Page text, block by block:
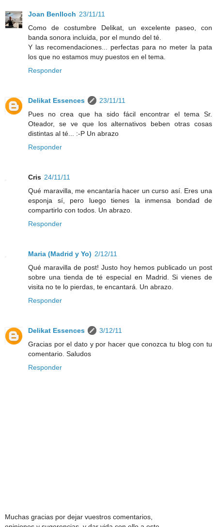
Joan Benlloch 23/11/11
Como de costumbre Delikat, un excelente paseo, con
banda sonora incluida, por el mundo del té.
Y las recomendaciones... perfectas para no meter la pata
los que no estamos muy puestos en el tema.
Responder
Delikat Essences
23/11/11
Pues no crea que ha sido fácil encontrar el tema Sr.
Oteador, se ve que los alternativos beben otras cosas
distintas al té... :-P Un abrazo
Responder
Cris 24/11/11
Qué maravilla, me encantaría hacer un curso así. Eres una
esponja sí, pero luego tienes la inmensa bondad de
compartirlo con todos. Un abrazo.
Responder
Maria (Madrid y Yo) 2/12/11
Qué maravilla de post! Justo hoy hemos publicado un post
sobre una tienda de té especial en Madrid. Si vienes de
visita no te lo pierdas, te encantará. Un abrazo.
Responder
Delikat Essences
3/12/11
Gracias por el dato y por hacer que conozca tu blog con tu
comentario. Saludos
Responder
Muchas gracias por dejar vuestros comentarios,